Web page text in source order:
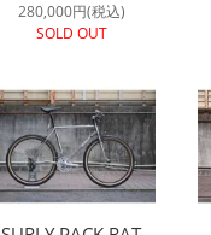
280,000円(税込)
SOLD OUT